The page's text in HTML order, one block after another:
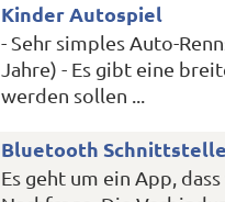
Kinder Autospiel
- Sehr simples Auto-
Jahre) - Es gibt eine
werden sollen ...
Bluetooth Schnittstelle
Es geht um ein App,